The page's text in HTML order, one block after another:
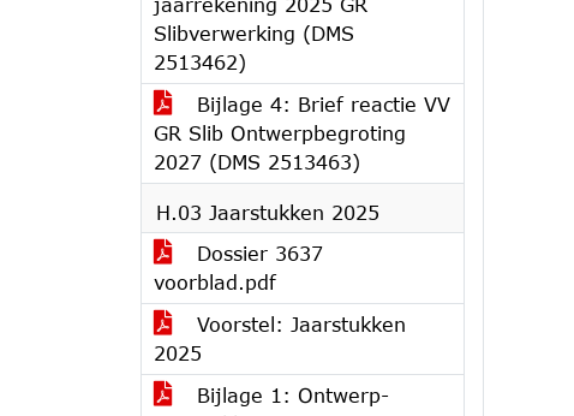
Slibverwerking (DMS
2513462)
Bijlage 4: Brief reactie VV
GR Slib Ontwerpbegroting
2027 (DMS 2513463)
H.03 Jaarstukken 2025
Dossier 3637
voorblad.pdf
Voorstel: Jaarstukken
2025
Bijlage 1: Ontwerp-